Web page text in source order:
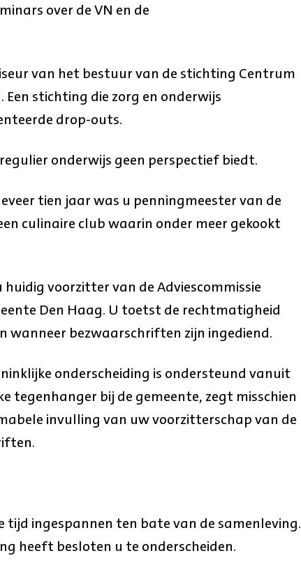
over de VN en de
van het bestuur van de stichting Centrum
stichting die zorg en onderwijs
drop-outs.
onderwijs geen perspectief biedt.
tien jaar was u penningmeester van de
culinaire club waarin onder meer gekookt
voorzitter van de Adviescommissie
Den Haag. U toetst de rechtmatigheid
wanneer bezwaarschriften zijn ingediend.
onderscheiding is ondersteund vanuit
tegenhanger bij de gemeente, zegt misschien
invulling van uw voorzitterschap van de
tijd ingespannen ten bate van de samenleving.
heeft besloten u te onderscheiden.